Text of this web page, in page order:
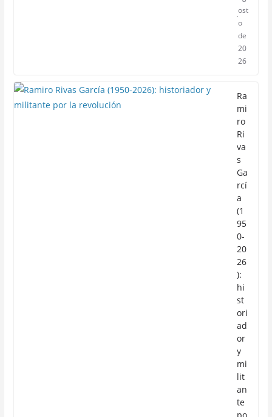
ost
o
de
20
26
Ra
mi
ro
Ri
va
s
Ga
rcí
a
(1
95
0-
20
26
):
hi
st
ori
ad
or
y
mi
lit
an
te